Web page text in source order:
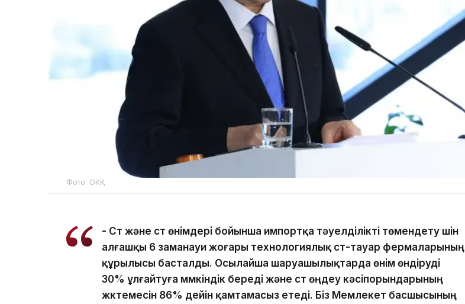
Фото: ОКҚ
- Сүт және сүт өнімдері бойынша импортқа тәуелділікті төмендету үшін
алғашқы 6 заманауи жоғары технологиялық сүт-тауар фермаларының
құрылысы басталды. Осылайша шаруашылықтарда өнім өндіруді
30% ұлғайтуға мүмкіндік береді және сүт өңдеу кәсіпорындарының
жүктемесін 86% дейін қамтамасыз етеді. Біз Мемлекет басшысының